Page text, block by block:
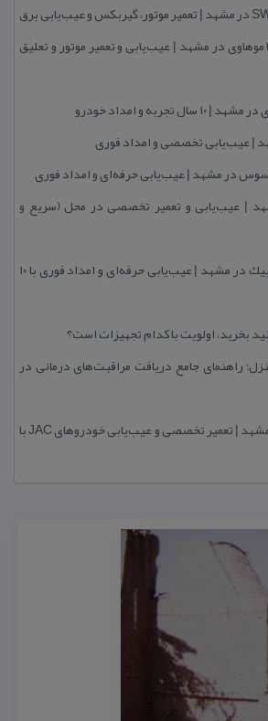
در مشهد | عیب‌یابی و تعمیر موتور و تعلیق
و امداد خودرو
| عیب‌یابی تخصصی و امداد فوری
در مشهد | عیب‌یابی حرفه‌ای و امداد فوری
| عیب‌یابی و تعمیر تخصصی در محل (سریع و
تعمیرگاه تخصصی كوییك در مشهد | عیب‌یابی حرفه‌ای و امداد فوری با ۱۰
راهنمای جامع دریافت مراقبت‌های درمانی در
امداد خودرو جك در مشهد | تعمیر تخصصی و عیب‌یابی خودروهای JAC با